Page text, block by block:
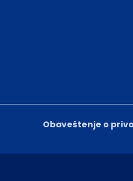
Obaveštenje o